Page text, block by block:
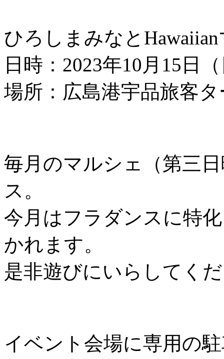
ひろしまみなと
日時：2023年10月15日
場所：広島港宇品旅客
毎月のマルシェ（第三
ス。
今月はフラダンスに特
かれます。
是非遊びにいらしてく
イベント会場に専用の